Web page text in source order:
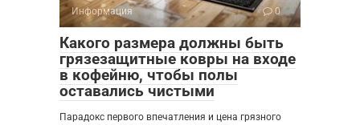
Информация 0
Какого размера должны быть
грязезащитные ковры на входе
в кофейню, чтобы полы
оставались чистыми
Парадокс первого впечатления и цена грязного